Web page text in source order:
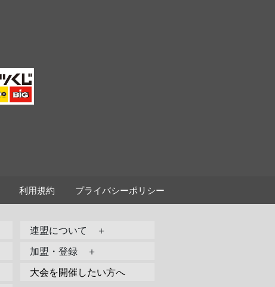
利用規約 プライバシーポリシー
連盟について ＋
加盟・登録 ＋
大会を開催したい方へ